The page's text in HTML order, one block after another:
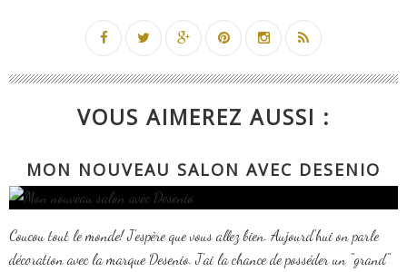
VOUS AIMEREZ AUSSI :
MON NOUVEAU SALON AVEC DESENIO
Coucou tout le monde! J'espère que vous allez bien. Aujourd'hui on parle
décoration avec la marque Desenio. J'ai la chance de posséder un "grand"